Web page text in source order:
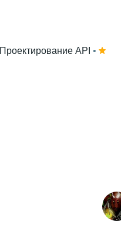
Проектирование API •